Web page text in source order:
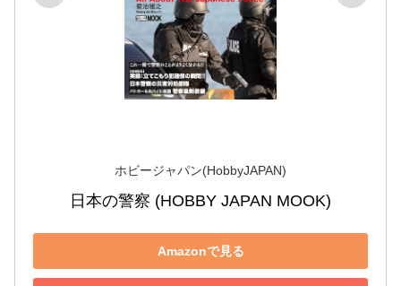
ホビージャパン(HobbyJAPAN)
日本の警察 (HOBBY JAPAN MOOK)
Amazonで見る